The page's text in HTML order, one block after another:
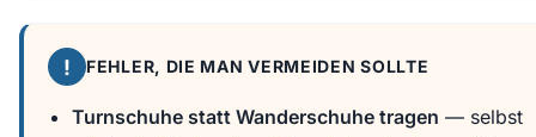
! FEHLER, DIE MAN VERMEIDEN SOLLTE
Turnschuhe statt Wanderschuhe tragen — selbst